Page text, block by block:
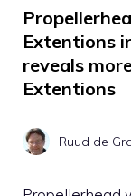
Extentions
reveals
Extentions
Ruud de